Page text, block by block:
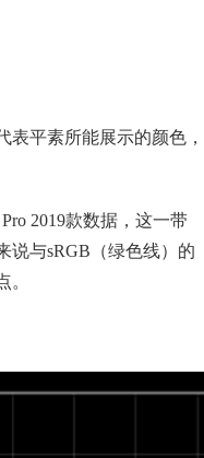
表平素所能展示的颜色，
2019款数据，这一带
说与sRGB（绿色线）的
。